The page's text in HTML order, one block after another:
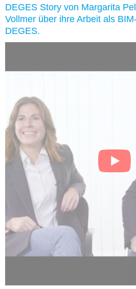
DEGES Story von Margarita
Vollmer über ihre Arbeit als
DEGES.